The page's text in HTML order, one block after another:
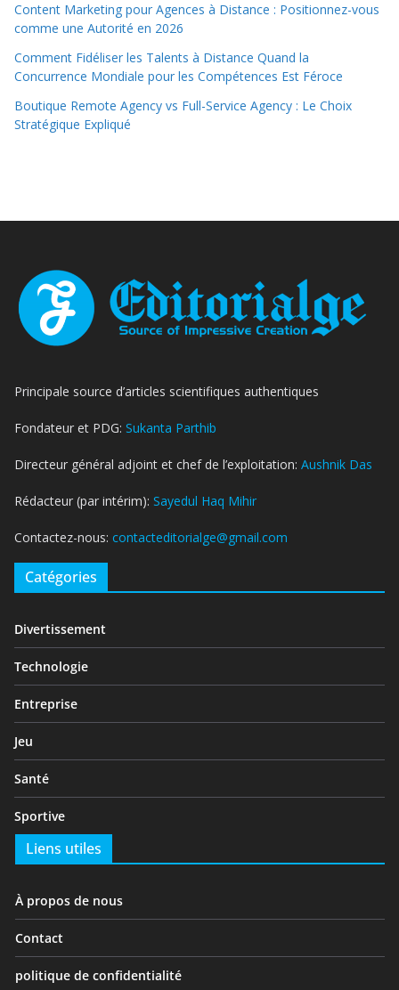
Content Marketing pour Agences à Distance : Positionnez-vous
comme une Autorité en 2026
Comment Fidéliser les Talents à Distance Quand la
Concurrence Mondiale pour les Compétences Est Féroce
Boutique Remote Agency vs Full-Service Agency : Le Choix
Stratégique Expliqué
Principale source d’articles scientifiques authentiques
Fondateur et PDG: Sukanta Parthib
Directeur général adjoint et chef de l’exploitation: Aushnik Das
Rédacteur (par intérim): Sayedul Haq Mihir
Contactez-nous: contacteditorialge@gmail.com
Catégories
Divertissement
Technologie
Entreprise
Jeu
Santé
Sportive
Liens utiles
À propos de nous
Contact
politique de confidentialité